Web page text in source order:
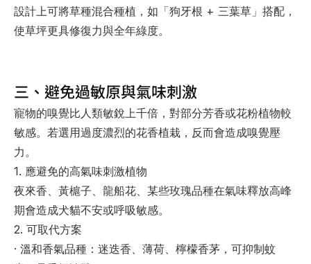
設計上可將草種混合種植，如「狗牙根 + 三葉草」搭配，
使草坪更具修復力與全年綠度。
三、避免過敏原與氣味刺激
寵物的嗅覺比人類敏銳上千倍，對部分芳香或花粉植物較
敏感。若選用過度濃烈的花香植栽，反而會造成嗅覺壓
力。
1. 應避免的高氣味刺激植物
夜來香、黃槴子、龍船花、某些玫瑰品種在氣味釋放高峰
期會造成犬貓不安或呼吸敏感。
2. 可取代方案
· 溫和香氣品種 ：迷迭香、薄荷、檸檬香茅，可抑制蚊